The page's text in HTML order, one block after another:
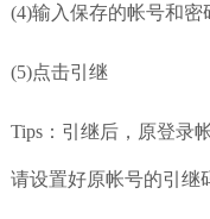
(4)输入保存的帐号和密
(5)点击引继
Tips：引继后，原登录
请设置好原帐号的引继